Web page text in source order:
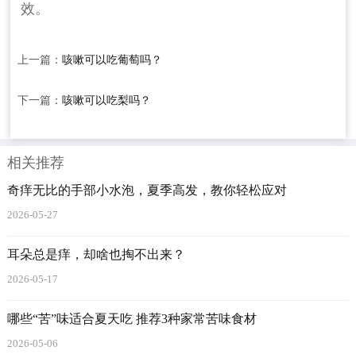
效。
上一篇： 咳嗽可以吃葡萄吗？
下一篇： 咳嗽可以吃梨吗？
相关推荐
奇痒无比的手部小水泡，夏季高发，教你轻松应对
2026-05-27
耳朵总是痒，却啥也掏不出来？
2026-05-17
哪些“苦”味适合夏天吃 推荐3种家常苦味食材
2026-05-06